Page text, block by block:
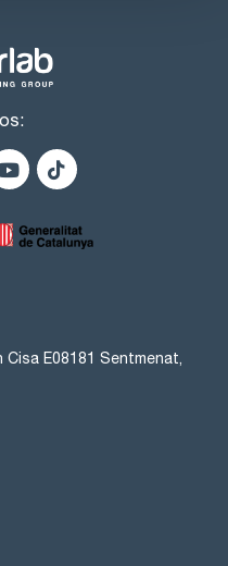
Cisa E08181 Sentmenat,